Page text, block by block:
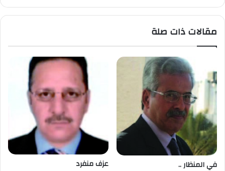
مقالات ذات صلة
في المنظار .. عزف منفرد